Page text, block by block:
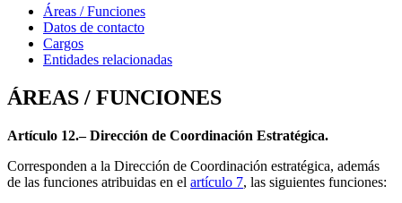
Áreas / Funciones
Datos de contacto
Cargos
Entidades relacionadas
ÁREAS / FUNCIONES
Artículo 12.– Dirección de Coordinación Estratégica.
Corresponden a la Dirección de Coordinación estratégica, además
de las funciones atribuidas en el artículo 7, las siguientes funciones: